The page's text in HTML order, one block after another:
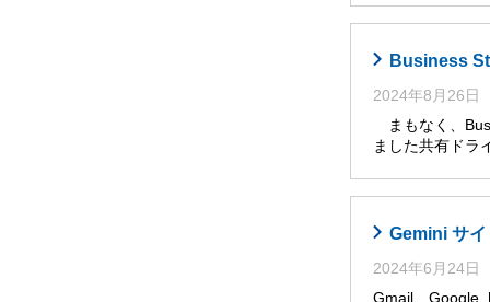
Business
2024年8月26日
まもなく、
ました共有ドラ
Gemini サ
2024年6月24日
Gmail、Google